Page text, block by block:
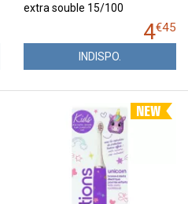
extra souble 15/100
4€45
INDISPO.